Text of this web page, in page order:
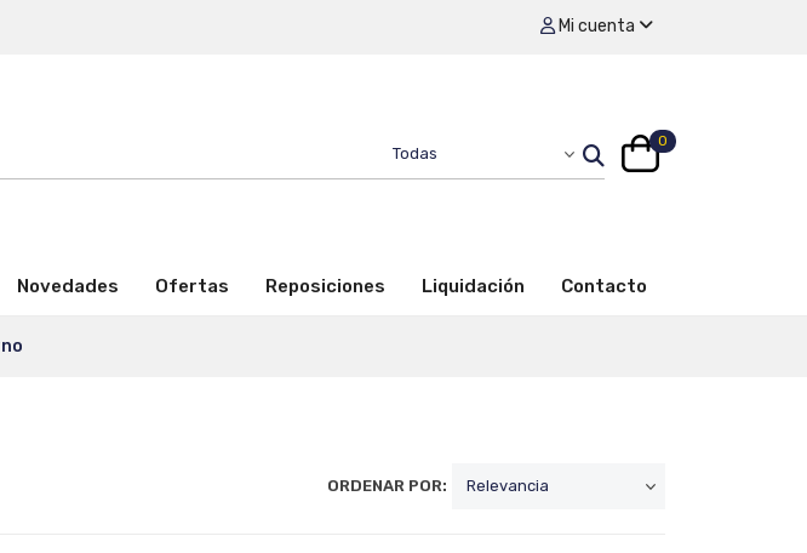
Mi cuenta
0
Novedades Ofertas Reposiciones Liquidación Contacto
ORDENAR POR: